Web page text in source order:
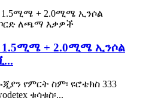
1.5ሚሜ + 2.0ሚሜ ኢንሶል
የምርት ስም፡ ዩሮቴክስ 333
ቁሳቁስ፡...